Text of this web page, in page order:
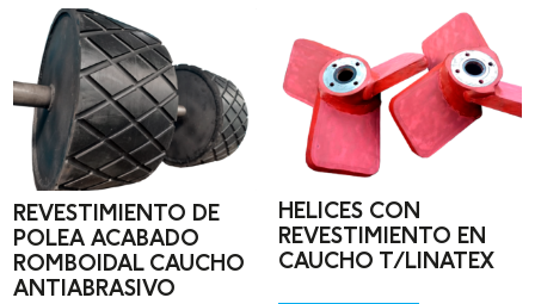
REVESTIMIENTO DE
POLEA ACABADO
ROMBOIDAL CAUCHO
ANTIABRASIVO
HELICES CON
REVESTIMIENTO EN
CAUCHO T/LINATEX